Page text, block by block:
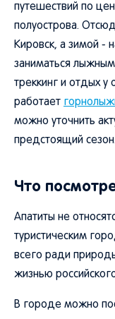
путешествий по
полуострова.
Кировск, а зимой -
заниматься
треккинг и отдых у
работает
можно уточнить
предстоящий сезон.
Что
Апатиты не
туристическим
всего ради
жизнью
В городе можно